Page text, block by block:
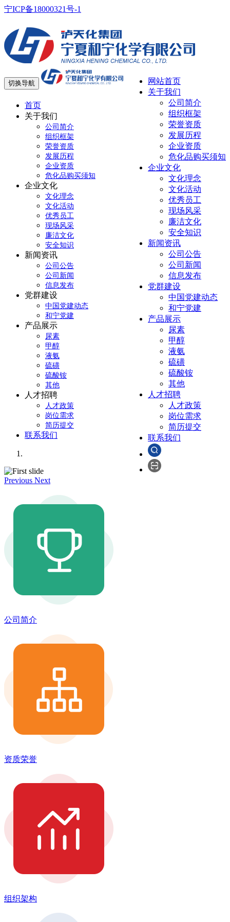
宁ICP备18000321号-1
网站首页
关于我们
公司简介
组织框架
荣誉资质
发展历程
企业资质
危化品购买须知
企业文化
文化理念
文化活动
优秀员工
现场风采
廉洁文化
安全知识
新闻资讯
公司公告
公司新闻
信息发布
党群建设
中国党建动态
和宁党建
产品展示
尿素
甲醇
液氨
硫磺
硫酸铵
其他
人才招聘
人才政策
岗位需求
简历提交
联系我们
切换导航
首页
关于我们
公司简介
组织框架
荣誉资质
发展历程
企业资质
危化品购买须知
企业文化
文化理念
文化活动
优秀员工
现场风采
廉洁文化
安全知识
新闻资讯
公司公告
公司新闻
信息发布
党群建设
中国党建动态
和宁党建
产品展示
尿素
甲醇
液氨
硫磺
硫酸铵
其他
人才招聘
人才政策
岗位需求
简历提交
联系我们
Previous Next
公司简介
资质荣誉
组织架构